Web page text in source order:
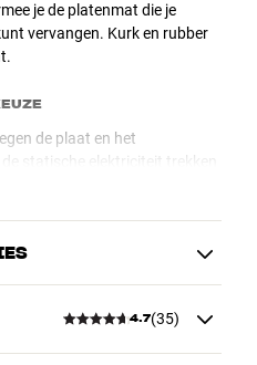
je de platenmat die je
vervangen. Kurk en rubber
de plaat en het
statische elektriciteit trekken
terechtkomt. Vilt is bovendien
zijn, blijft de statische
uit een zorgvuldig
waardoor je de voordelen
4.7(35)